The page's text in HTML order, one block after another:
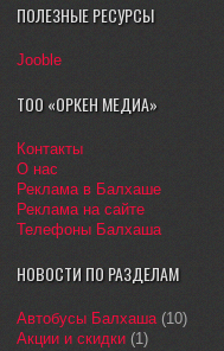
ПОЛЕЗНЫЕ РЕСУРСЫ
Jooble
ТОО «ОРКЕН МЕДИА»
Контакты
О нас
Реклама в Балхаше
Реклама на сайте
Телефоны Балхаша
НОВОСТИ ПО РАЗДЕЛАМ
Автобусы Балхаша(10)
Акции и скидки (1)